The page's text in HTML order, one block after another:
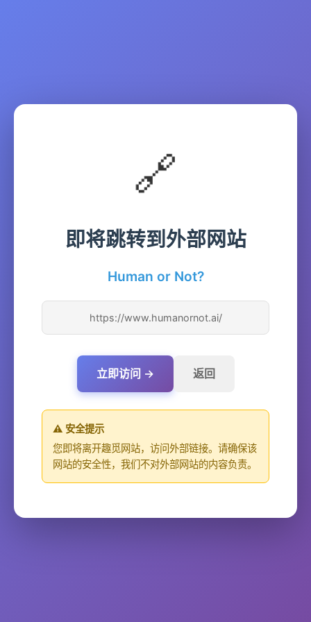
🔗
即将跳转到外部网站
Human or Not?
https://www.humanornot.ai/
立即访问 → 返回
⚠️ 安全提示
您即将离开趣觅网站，访问外部链接。请确保该
网站的安全性，我们不对外部网站的内容负责。